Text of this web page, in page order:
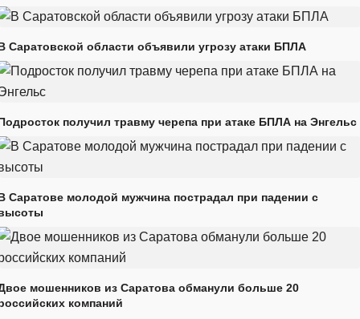
Саратовской области объявили угрозу атаки БПЛА
получил травму черепа при атаке БПЛА на Энгельс
Саратове молодой мужчина пострадал при падении с
мошенников из Саратова обманули больше 20
компаний